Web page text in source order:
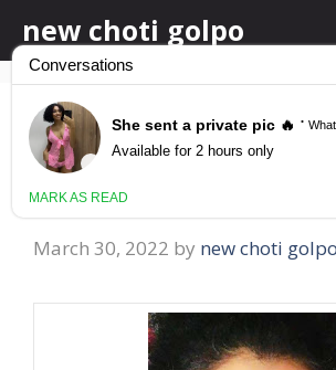
to
content
new choti golpo
মহিলার বিশাল
মোটামোটা থাই বেশ
March 30, 2022 by new choti golpo